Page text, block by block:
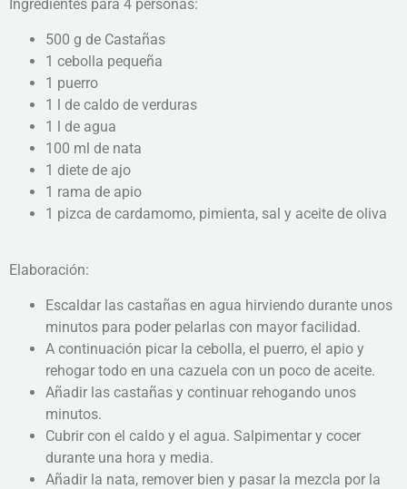
Ingredientes para 4 personas:
500 g de Castañas
1 cebolla pequeña
1 puerro
1 l de caldo de verduras
1 l de agua
100 ml de nata
1 diete de ajo
1 rama de apio
1 pizca de cardamomo, pimienta, sal y aceite de oliva
Elaboración:
Escaldar las castañas en agua hirviendo durante unos
minutos para poder pelarlas con mayor facilidad.
A continuación picar la cebolla, el puerro, el apio y
rehogar todo en una cazuela con un poco de aceite.
Añadir las castañas y continuar rehogando unos
minutos.
Cubrir con el caldo y el agua. Salpimentar y cocer
durante una hora y media.
Añadir la nata, remover bien y pasar la mezcla por la